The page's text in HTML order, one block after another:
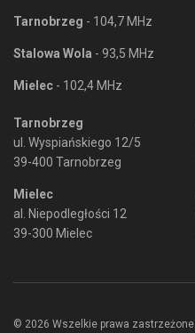
Tarnobrzeg - 104,7 MHz
Stalowa Wola - 93,5 MHz
Mielec - 102,4 MHz
Tarnobrzeg
ul. Wyspiańskiego 12/5
39-400 Tarnobrzeg
Mielec
al. Niepodległości 12
39-300 Mielec
© 2026 Wszelkie prawa